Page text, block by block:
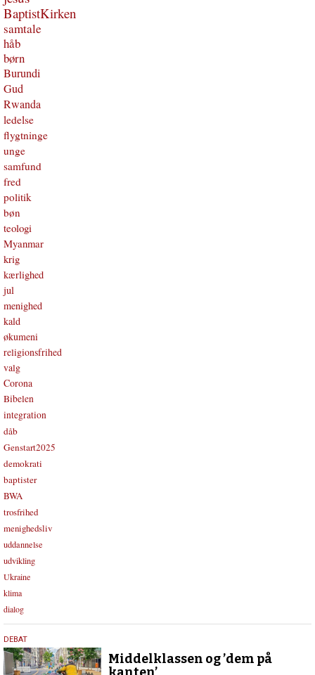
BaptistKirken
samtale
håb
børn
Burundi
Gud
Rwanda
ledelse
flygtninge
unge
samfund
fred
politik
bøn
teologi
Myanmar
krig
kærlighed
jul
menighed
kald
økumeni
religionsfrihed
valg
Corona
Bibelen
integration
dåb
Genstart2025
demokrati
baptister
BWA
trosfrihed
menighedsliv
uddannelse
udvikling
Ukraine
klima
dialog
1.
juli
2024
DEBAT
Middelklassen og ’dem på